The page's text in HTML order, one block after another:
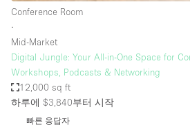
Lobby Space
Mansion / House
Meeting Space
Office Space
Other
Conference Room
∙
Mid-Market
Digital Jungle: Your All-in-One Space for
Workshops, Podcasts & Networking
12,000 sq ft
하루에 $3,840부터 시작
빠른 응답자